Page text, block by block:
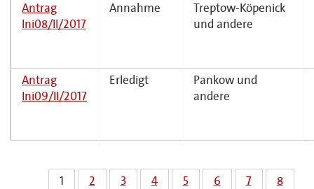
Antrag
Ini08/II/2017
Annahme
Treptow-Köpenick
und andere
Antrag
Ini09/II/2017
Erledigt
Pankow und
andere
1 2 3 4 5 6 7
8